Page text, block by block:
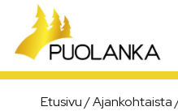
Päävalikko
Etusivu/Ajankohtaista